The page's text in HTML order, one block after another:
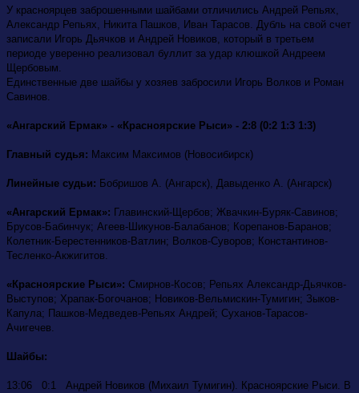
У красноярцев заброшенными шайбами отличились Андрей Репьях,
Александр Репьях, Никита Пашков, Иван Тарасов. Дубль на свой счет
записали Игорь Дьячков и Андрей Новиков, который в третьем
периоде уверенно реализовал буллит за удар клюшкой Андреем
Щербовым.
Единственные две шайбы у хозяев забросили Игорь Волков и Роман
Савинов.
«Ангарский Ермак» - «Красноярские Рыси» - 2:8 (0:2 1:3 1:3)
Главный судья: Максим Максимов (Новосибирск)
Линейные судьи: Бобришов А. (Ангарск), Давыденко А. (Ангарск)
«Ангарский Ермак»: Главинский-Щербов; Жвачкин-Буряк-Савинов;
Брусов-Бабинчук; Агеев-Шикунов-Балабанов; Корепанов-Баранов;
Колетник-Берестенников-Ватлин; Волков-Суворов; Константинов-
Тесленко-Акжигитов.
«Красноярские Рыси»: Смирнов-Косов; Репьях Александр-Дьячков-
Выступов; Храпак-Богочанов; Новиков-Вельмискин-Тумигин; Зыков-
Капула; Пашков-Медведев-Репьях Андрей; Суханов-Тарасов-
Ачигечев.
Шайбы:
13:06 0:1 Андрей Новиков (Михаил Тумигин). Красноярские Рыси. В